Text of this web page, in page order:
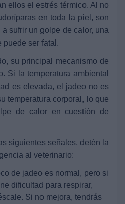
ellos el estrés térmico. Al no
en toda la piel, son
sufrir un golpe de calor, una
puede ser fatal.
su principal mecanismo de
Si la temperatura ambiental
es elevada, el jadeo no es
temperatura corporal, lo que
de calor en cuestión de
siguientes señales, detén la
al veterinario:
de jadeo es normal, pero si
dificultad para respirar,
Si no mejora, tendrás